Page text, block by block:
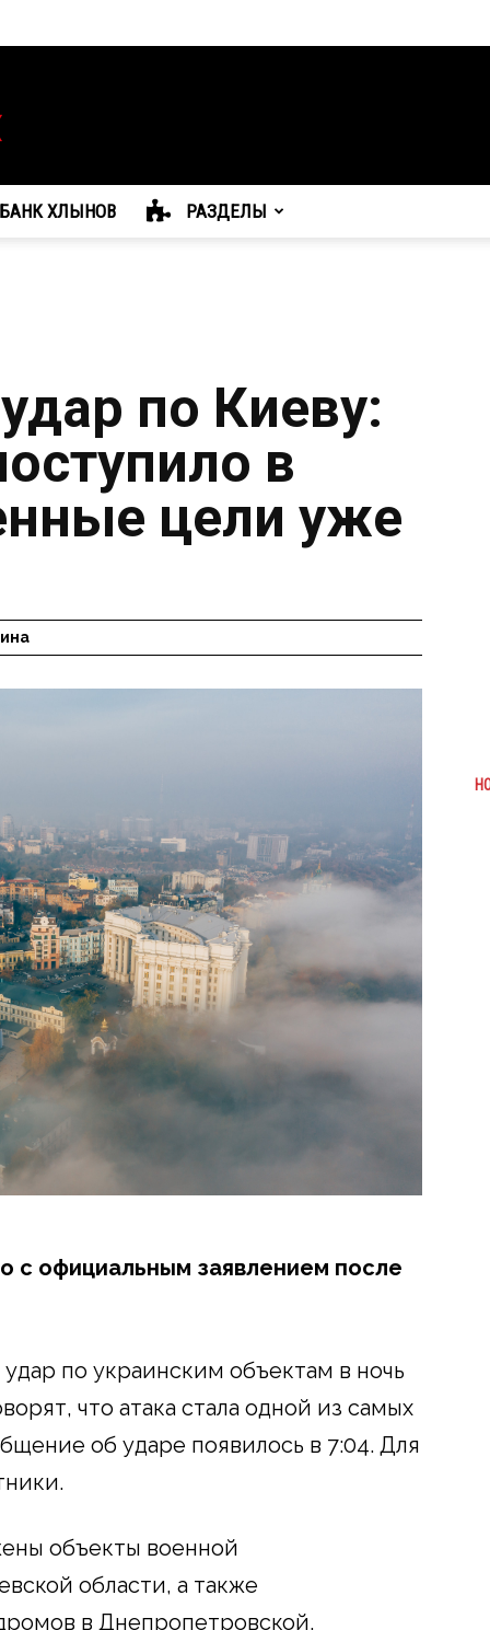
ХЛЫНОВ РАЗДЕЛЫ
по Киеву:
в
цели уже
с официальным заявлением после
по украинским объектам в ночь
что атака стала одной из самых
об ударе появилось в 7:04. Для
объекты военной
области, а также
в Днепропетровской,